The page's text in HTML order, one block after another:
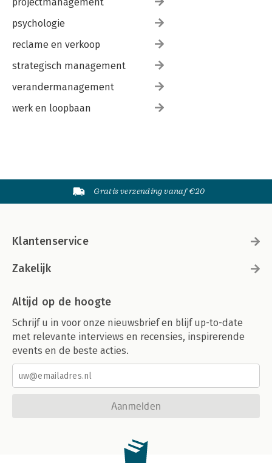
psychologie
reclame en verkoop
strategisch management
verandermanagement
werk en loopbaan
Gratis verzending vanaf €20
Klantenservice
Zakelijk
Altijd op de hoogte
Schrijf u in voor onze nieuwsbrief en blijf up-to-date
met relevante interviews en recensies, inspirerende
events en de beste acties.
Aanmelden